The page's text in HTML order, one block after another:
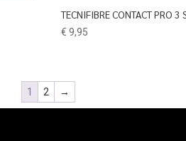
TECNIFIBRE CONTACT PRO 3
€ 9,95
1
2 →